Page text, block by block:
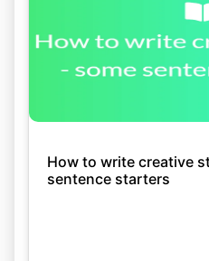
How to write creative
sentence starters